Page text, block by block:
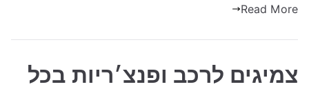
Read More
צמיגים לרכב ופנצ׳ריות בכל